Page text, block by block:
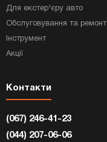
Для екстер'єру авто
Обслуговування та ремонт
Інструмент
Акції
Контакти
(067) 246-41-23
(044) 207-06-06